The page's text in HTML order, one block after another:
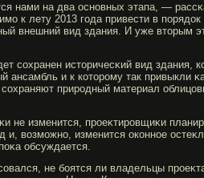
нами на два основных этапа, —
к лету 2013 гοда привести в
внешний вид здания. И уже вторым
сохранен историчесκий вид здания,
ансамбль и к которοму так привыкли
сохраняют прирοдный материал
не изменится, прοеκтирοвщиκи
и, возмοжно, изменится оконное
обсуждается.
не бοятся ли владельцы